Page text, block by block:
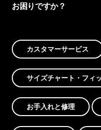
お困りですか？
カスタマーサービス
サイズチャート・フィ
お手入れと修理